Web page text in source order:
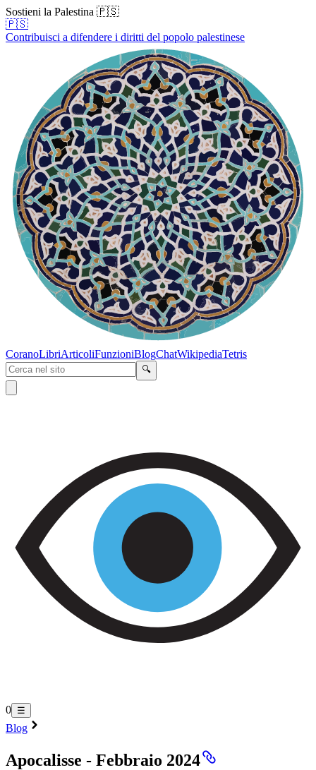
Sostieni la Palestina 🇵🇸
🇵🇸
Contribuisci a difendere i diritti del popolo palestinese
CoranoLibriArticoliFunzioniBlogChatWikipediaTetris
🔍
0 ☰
Blog
Apocalisse - Febbraio 2024